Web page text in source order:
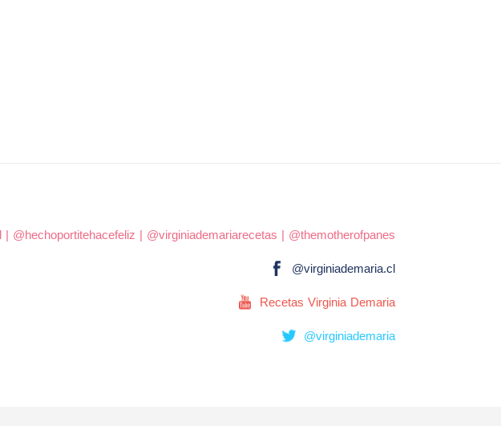
| @hechoportitehacefeliz | @virginiademariarecetas | @themotherofpanes
@virginiademaria.cl
Recetas Virginia Demaria
@virginiademaria